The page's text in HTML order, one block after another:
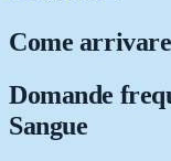
Come
Domande
Sangue